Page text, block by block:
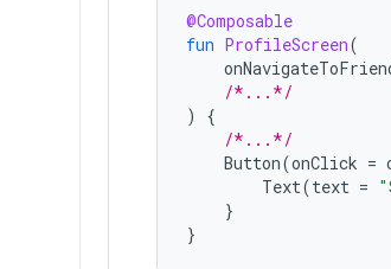
@Composable
fun ProfileScreen(
/*...*/
)
{
/*...*/
Button(onClick =
Text(text =
}
}